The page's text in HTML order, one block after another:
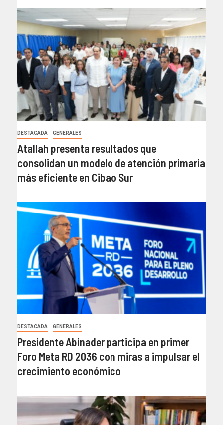
DESTACADA GENERALES
Atallah presenta resultados que
consolidan un modelo de atención primaria
más eficiente en Cibao Sur
DESTACADA GENERALES
Presidente Abinader participa en primer
Foro Meta RD 2036 con miras a impulsar el
crecimiento económico